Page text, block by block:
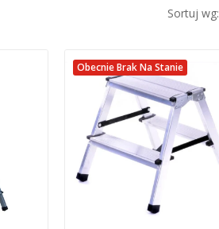
Sortuj wg:
Obecnie Brak Na Stanie